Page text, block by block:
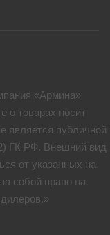
«Армина»
о товарах носит
является публичной
ГК РФ. Внешний вид
от указанных на
собой право на